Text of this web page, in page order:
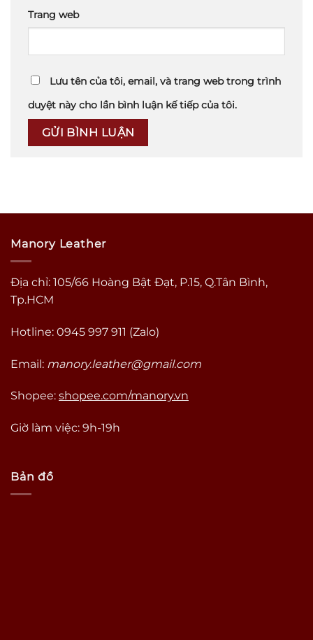
Trang web
Lưu tên của tôi, email, và trang web trong trình
duyệt này cho lần bình luận kế tiếp của tôi.
Manory Leather
Địa chỉ: 105/66 Hoàng Bật Đạt, P.15, Q.Tân Bình,
Tp.HCM
Hotline: 0945 997 911 (Zalo)
Email: manory.leather@gmail.com
Shopee: shopee.com/manory.vn
Giờ làm việc: 9h-19h
Bản đồ